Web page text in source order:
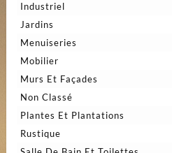
Industriel
Jardins
Menuiseries
Mobilier
Murs Et Façades
Non Classé
Plantes Et Plantations
Rustique